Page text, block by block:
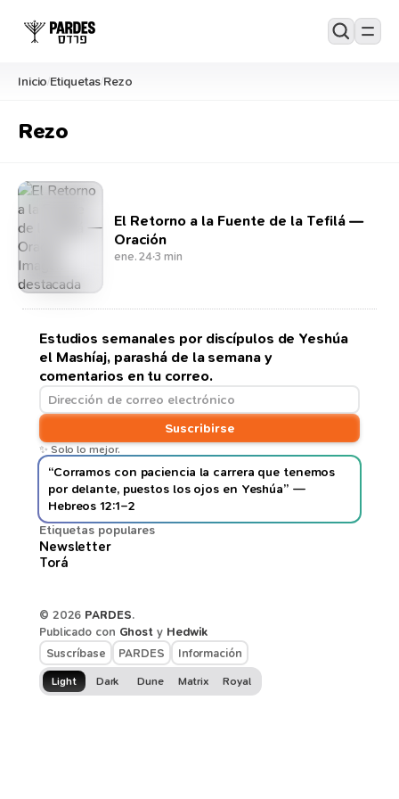
Inicio/Etiquetas/Rezo
Rezo
El Retorno a la Fuente de la Tefilá —
Oración
ene. 24·3 min
Estudios semanales por discípulos de Yeshúa
el Mashíaj, parashá de la semana y
comentarios en tu correo.
Suscribirse
✨ Solo lo mejor.
“Corramos con paciencia la carrera que tenemos
por delante, puestos los ojos en Yeshúa” —
Hebreos 12:1–2
Etiquetas populares
Newsletter
Torá
© 2026 PARDES.
Publicado con Ghost y Hedwik
Suscríbase
PARDES Información
Light Dark Dune Matrix Royal